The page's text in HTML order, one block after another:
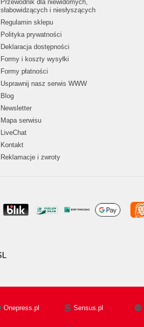
Przewodnik dla niewidomych,
słabowidzących i niesłyszących
Regulamin sklepu
Polityka prywatności
Deklaracja dostępności
Formy i koszty wysyłki
Formy płatności
Usprawnij nasz serwis WWW
Blog
Newsletter
Mapa serwisu
LiveChat
Kontakt
Reklamacje i zwroty
Onepress.pl Sensus.pl